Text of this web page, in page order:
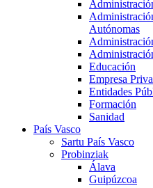
Autónomas
Educación
Empresa
Entidades
Formación
Sanidad
País Vasco
Sartu País Vasco
Probinziak
Álava
Guipúzcoa